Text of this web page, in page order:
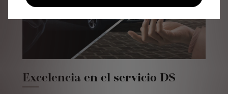
Excelencia en el servicio DS